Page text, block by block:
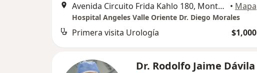
Avenida Circuito Frida Kahlo 180, Monterrey • Mapa
Hospital Angeles Valle Oriente Dr. Diego Morales
Primera visita Urología $1,000
Dr. Rodolfo Jaime Dávila